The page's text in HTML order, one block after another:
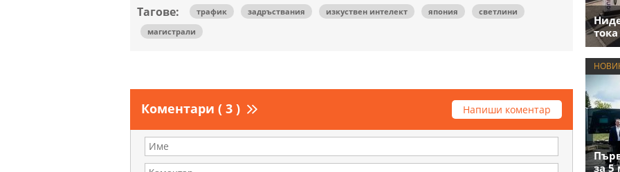
Тагове: трафик задръствания изкуствен интелект япония
светлини
магистрали
Коментари ( 3 ) Напиши коментар
за 5